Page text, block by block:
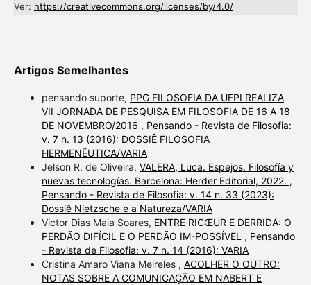
Ver: https://creativecommons.org/licenses/by/4.0/
Artigos Semelhantes
pensando suporte, PPG FILOSOFIA DA UFPI REALIZA
VII JORNADA DE PESQUISA EM FILOSOFIA DE 16 A 18
DE NOVEMBRO/2016 , Pensando - Revista de Filosofia:
v. 7 n. 13 (2016): DOSSIÊ FILOSOFIA
HERMENÊUTICA/VARIA
Jelson R. de Oliveira, VALERA, Luca. Espejos. Filosofía y
nuevas tecnologías. Barcelona: Herder Editorial, 2022. ,
Pensando - Revista de Filosofia: v. 14 n. 33 (2023):
Dossiê Nietzsche e a Natureza/VARIA
Victor Dias Maia Soares, ENTRE RICŒUR E DERRIDA: O
PERDÃO DIFÍCIL E O PERDÃO IM-POSSÍVEL , Pensando
- Revista de Filosofia: v. 7 n. 14 (2016): VARIA
Cristina Amaro Viana Meireles , ACOLHER O OUTRO:
NOTAS SOBRE A COMUNICAÇÃO EM NABERT E